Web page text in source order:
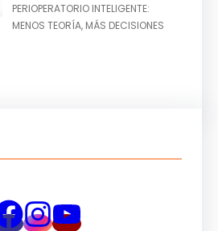
PERIOPERATORIO INTELIGENTE:
MENOS TEORÍA, MÁS DECISIONES